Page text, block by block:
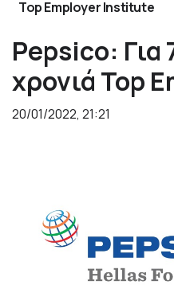
Top Employer Institute
Pepsico: Για
χρονιά Top
20/01/2022, 21:21